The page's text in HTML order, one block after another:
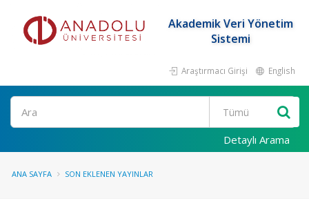
Akademik Veri Yönetim
Sistemi
Araştırmacı Girişi English
Ara
Detaylı Arama
ANA SAYFA SON EKLENEN YAYINLAR